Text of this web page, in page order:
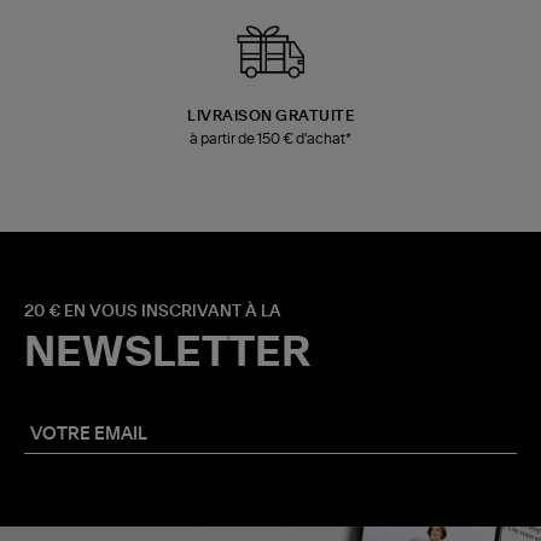
LIVRAISON GRATUITE
à partir de 150 € d'achat*
20 € EN VOUS INSCRIVANT À LA
NEWSLETTER